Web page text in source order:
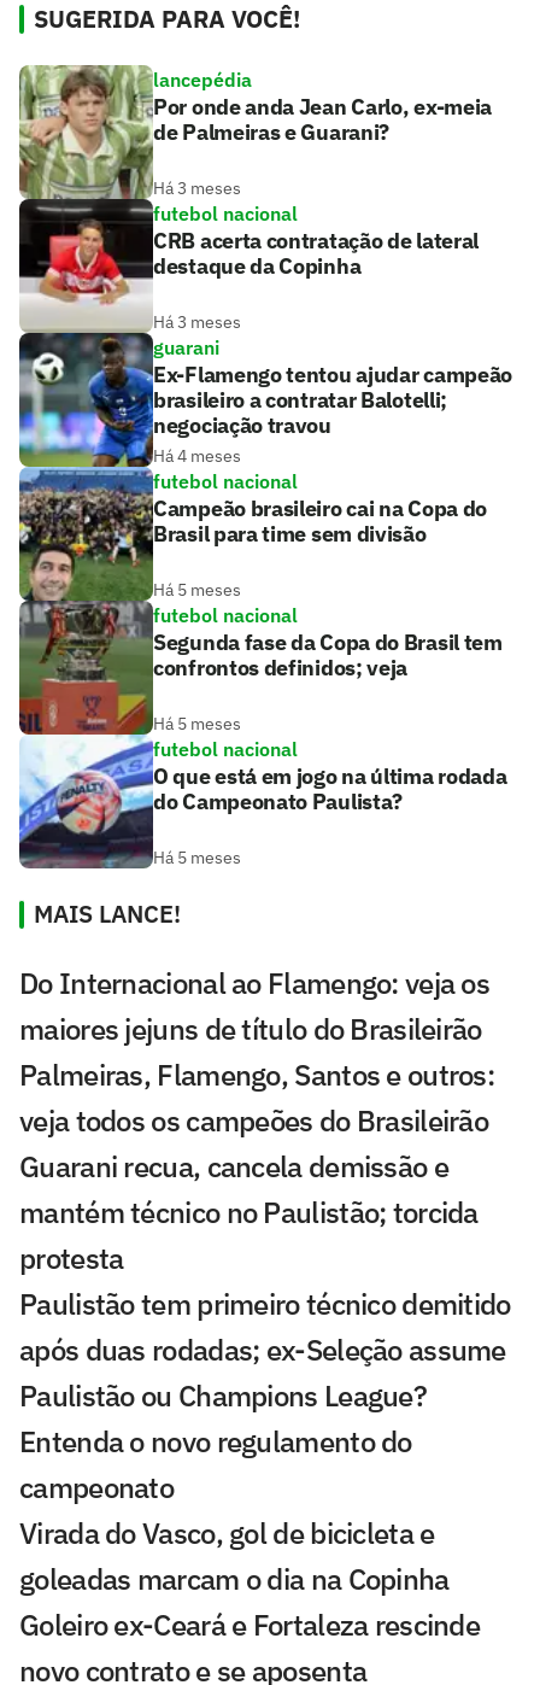
SUGERIDA PARA VOCÊ!
lancepédia
Por onde anda Jean Carlo, ex-meia
de Palmeiras e Guarani?
Há 3 meses
futebol nacional
CRB acerta contratação de lateral
destaque da Copinha
Há 3 meses
guarani
Ex-Flamengo tentou ajudar campeão
brasileiro a contratar Balotelli;
negociação travou
Há 4 meses
futebol nacional
Campeão brasileiro cai na Copa do
Brasil para time sem divisão
Há 5 meses
futebol nacional
Segunda fase da Copa do Brasil tem
confrontos definidos; veja
Há 5 meses
futebol nacional
O que está em jogo na última rodada
do Campeonato Paulista?
Há 5 meses
MAIS LANCE!
Do Internacional ao Flamengo: veja os
maiores jejuns de título do Brasileirão
Palmeiras, Flamengo, Santos e outros:
veja todos os campeões do Brasileirão
Guarani recua, cancela demissão e
mantém técnico no Paulistão; torcida
protesta
Paulistão tem primeiro técnico demitido
após duas rodadas; ex-Seleção assume
Paulistão ou Champions League?
Entenda o novo regulamento do
campeonato
Virada do Vasco, gol de bicicleta e
goleadas marcam o dia na Copinha
Goleiro ex-Ceará e Fortaleza rescinde
novo contrato e se aposenta